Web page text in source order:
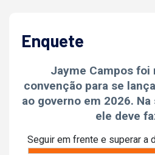
Enquete
Jayme Campos foi
convenção para se
ao governo em 2026.
ele deve
Seguir em frente e superar a